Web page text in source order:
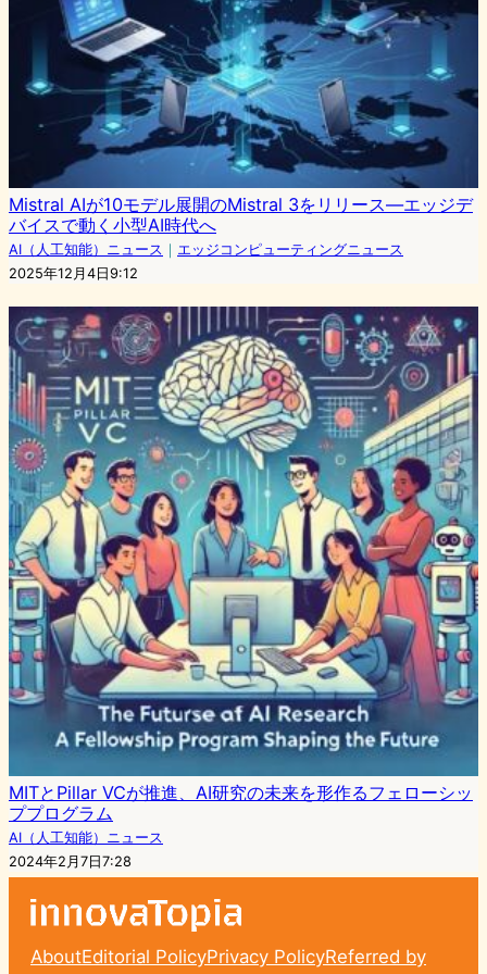
Mistral AIが10モデル展開のMistral 3をリリース―エッジデ
バイスで動く小型AI時代へ
AI（人工知能）ニュース ｜ エッジコンピューティングニュース
2025年12月4日9:12
MITとPillar VCが推進、AI研究の未来を形作るフェローシッ
ププログラム
AI（人工知能）ニュース
2024年2月7日7:28
AboutEditorial PolicyPrivacy PolicyReferred by